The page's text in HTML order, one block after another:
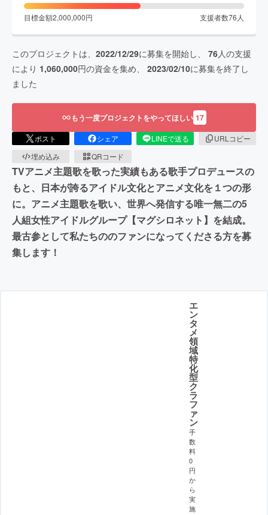
目標金額2,000,000円 支援者数76 人
このプロジェクトは、 2022/12/29に募集を開始し、 76人の支援
により 1,060,000円の資金を集め、 2023/02/10に募集を終了し
ました
もう一度プロジェクトをやってほしい 17
ポスト シェア LINEで送る
URLコピー
埋め込み
QRコード
TVアニメ主題歌を歌った実績もある歌手プロデュースの
もと、日本が誇るアイドル文化とアニメ文化を１つの形
に。アニメ主題歌を歌い、世界へ発信する唯一無二の5
人組女性アイドルグループ【マグシロネット】を結成。
最古参として私たちののファンになってくださる方を募
集します！
エ
ン
タ
メ
領
域
特
化
型
ク
ラ
フ
ァ
ン
手
数
料
0
円
か
ら
実
施